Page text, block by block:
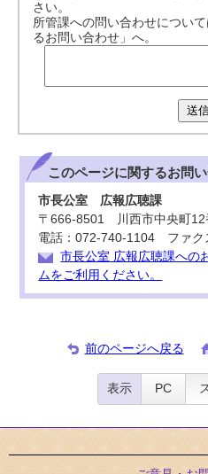
さい。
所管課への問い合わせについ
るお問い合わせ」へ。
送
このページに関するお問
市長公室 広報広聴課
〒666-8501 川西市中央町
電話：072-740-1104 ファク
市長公室 広報広聴課への
ムをご利用ください。
前のページへ戻る
表示 PC